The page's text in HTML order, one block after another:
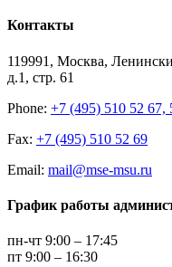
Контакты
119991, Москва,
д.1, стр. 61
Phone: +7 (495) 510 52 67,
Fax: +7 (495) 510 52 69
Email: mail@mse-msu.ru
График работы
пн-чт 9:00 – 17:45
пт 9:00 – 16:30